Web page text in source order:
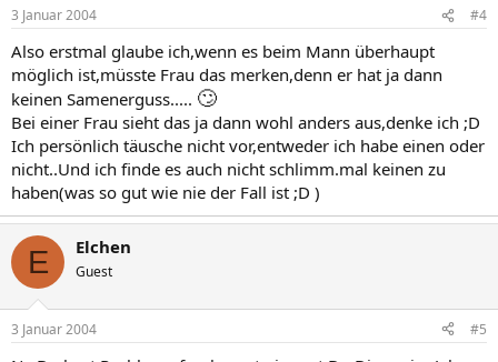
3 Januar 2004 #4
Also erstmal glaube ich,wenn es beim Mann überhaupt
möglich ist,müsste Frau das merken,denn er hat ja dann
keinen Samenerguss..... 🙄
Bei einer Frau sieht das ja dann wohl anders aus,denke ich ;D
Ich persönlich täusche nicht vor,entweder ich habe einen oder
nicht..Und ich finde es auch nicht schlimm.mal keinen zu
haben(was so gut wie nie der Fall ist ;D )
E Elchen
Guest
3 Januar 2004 #5